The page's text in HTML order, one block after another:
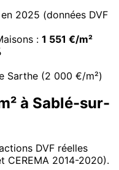
en 2025 (données DVF
: 1 551 €/m²
Sarthe (2 000 €/m²)
à Sablé-sur-
DVF réelles
CEREMA 2014-2020).